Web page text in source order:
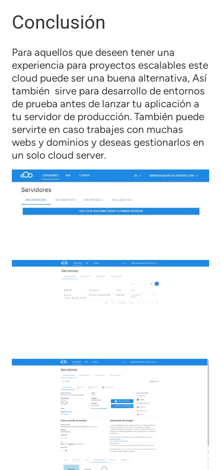
Conclusión
Para aquellos que deseen tener una
experiencia para proyectos escalables este
cloud puede ser una buena alternativa, Así
también sirve para desarrollo de entornos
de prueba antes de lanzar tu aplicación a
tu servidor de producción. También puede
servirte en caso trabajes con muchas
webs y dominios y deseas gestionarlos en
un solo cloud server.